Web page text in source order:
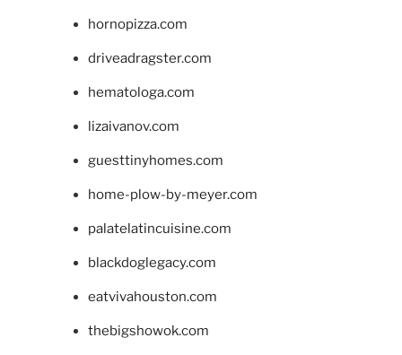
hornopizza.com
driveadragster.com
hematologa.com
lizaivanov.com
guesttinyhomes.com
home-plow-by-meyer.com
palatelatincuisine.com
blackdoglegacy.com
eatvivahouston.com
thebigshowok.com